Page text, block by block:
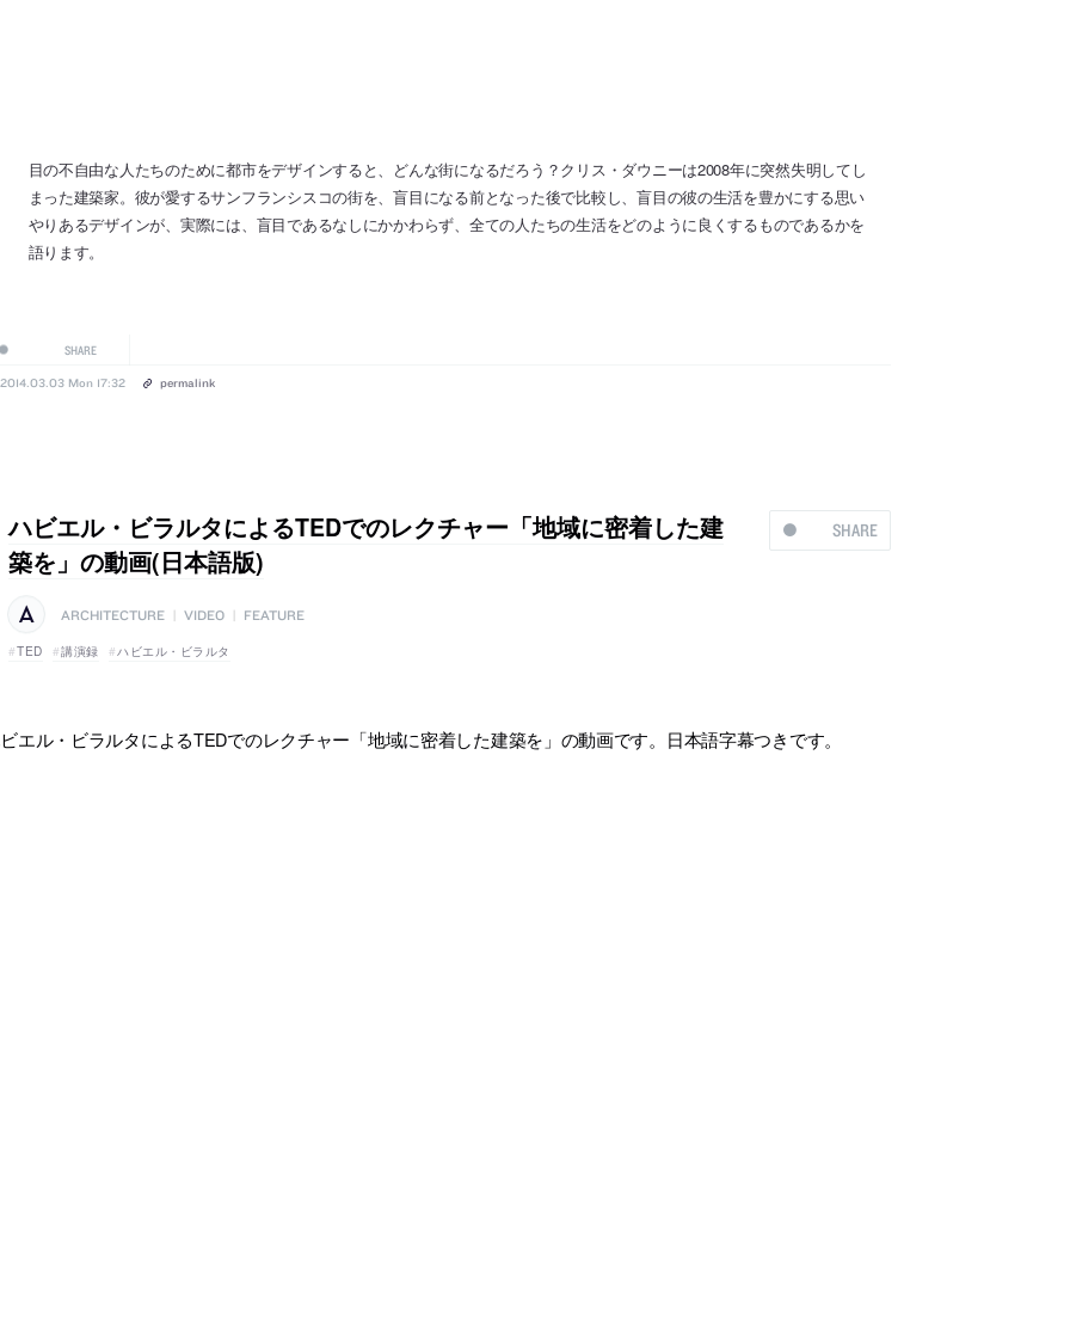
目の不自由な人たちのために都市をデザインすると、どんな街になるだろう？クリス・ダウニーは2008年に突然失明してし
まった建築家。彼が愛するサンフランシスコの街を、盲目になる前となった後で比較し、盲目の彼の生活を豊かにする思い
やりあるデザインが、実際には、盲目であるなしにかかわらず、全ての人たちの生活をどのように良くするものであるかを
語ります。
SHARE
2014.03.03 Mon 17:32 permalink
SHARE
ハビエル・ビラルタによるTEDでのレクチャー「地域に密着した建
築を」の動画(日本語版)
ARCHITECTURE | VIDEO | FEATURE
TED 講演録 ハビエル・ビラルタ
エル・ビラルタによるTEDでのレクチャー「地域に密着した建築を」の動画です。日本語字幕つきです。